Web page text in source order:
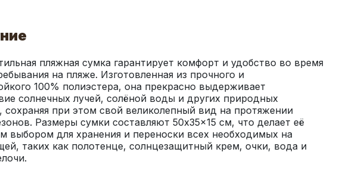
пляжная сумка гарантирует комфорт и удобство во время
на пляже. Изготовленная из прочного и
100% полиэстера, она прекрасно выдерживает
солнечных лучей, солёной воды и других природных
сохраняя при этом свой великолепный вид на протяжении
Размеры сумки составляют 50x35x15 см, что делает её
выбором для хранения и переноски всех необходимых на
таких как полотенце, солнцезащитный крем, очки, вода и